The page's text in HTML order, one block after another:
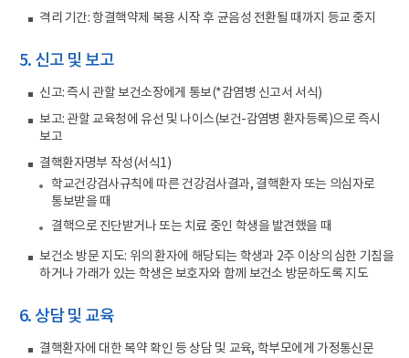
격리 기간: 항결핵약제 복용 시작 후 균음성 전환될 때까지 등교 중지
5. 신고 및 보고
신고: 즉시 관할 보건소장에게 통보(*감염병 신고서 서식)
보고: 관할 교육청에 유선 및 나이스(보건-감염병 환자등록)으로 즉시
보고
결핵환자명부 작성(서식1)
학교건강검사규칙에 따른 건강검사결과, 결핵환자 또는 의심자로
통보받을 때
결핵으로 진단받거나 또는 치료 중인 학생을 발견했을 때
보건소 방문 지도: 위의 환자에 해당되는 학생과 2주 이상의 심한 기침을
하거나 가래가 있는 학생은 보호자와 함께 보건소 방문하도록 지도
6. 상담 및 교육
결핵환자에 대한 복약 확인 등 상담 및 교육, 학부모에게 가정통신문